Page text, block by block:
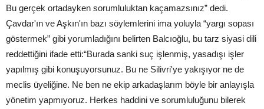
Bu gerçek ortadayken sorumluluktan kaçamazsınız” dedi.
Çavdar'ın ve Aşkın'ın bazı söylemlerini ima yoluyla “yargı sopası
göstermek” gibi yorumladığını belirten Balcıoğlu, bu tarz siyasi dili
reddettiğini ifade etti:“Burada sanki suç işlenmiş, yasadışı işler
yapılmış gibi konuşuyorsunuz. Bu ne Silivri'ye yakışıyor ne de
meclis üyeliğine. Ne ben ne ekip arkadaşlarım böyle bir anlayışla
yönetim yapmıyoruz. Herkes haddini ve sorumluluğunu bilerek